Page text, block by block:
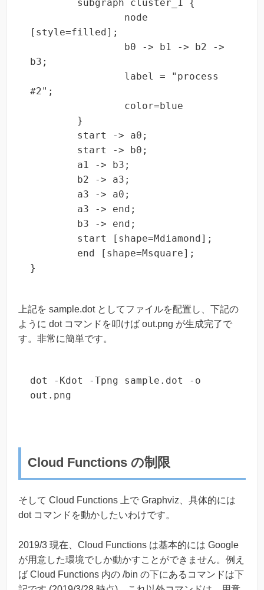
[style=filled];
b3;
#2";
}
上記を sample.dot としてファイルを配置し、下記の
ように dot コマンドを叩けば out.png が生成完了で
す。非常に簡単です。
dot -Kdot -Tpng sample.dot -o
out.png
Cloud Functions の制限
そして Cloud Functions 上で Graphviz、具体的には
dot コマンドを動かしたいわけです。
2019/3 現在、Cloud Functions は基本的には Google
が用意した環境でしか動かすことができません。例え
ば Cloud Functions 内の /bin の下にあるコマンドは下